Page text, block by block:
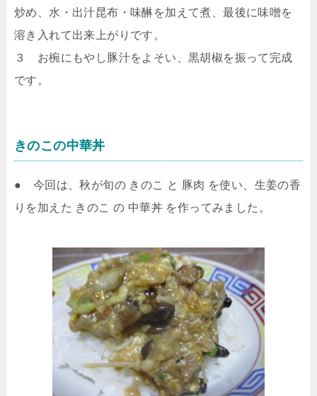
炒め、水・出汁昆布・味醂を加えて煮、最後に味噌を
溶き入れて出来上がりです。
３ お椀にもやし豚汁をよそい、黒胡椒を振って完成
です。
きのこの中華丼
● 今回は、秋が旬の きのこ と 豚肉 を使い、生姜の香
りを加えた きのこ の 中華丼 を作ってみました。